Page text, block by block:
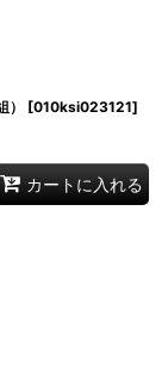
[010ksi023121]
カートに入れる